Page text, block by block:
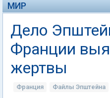
МИР
Дело
Франции
жертвы
Франция Файлы Эпштейна